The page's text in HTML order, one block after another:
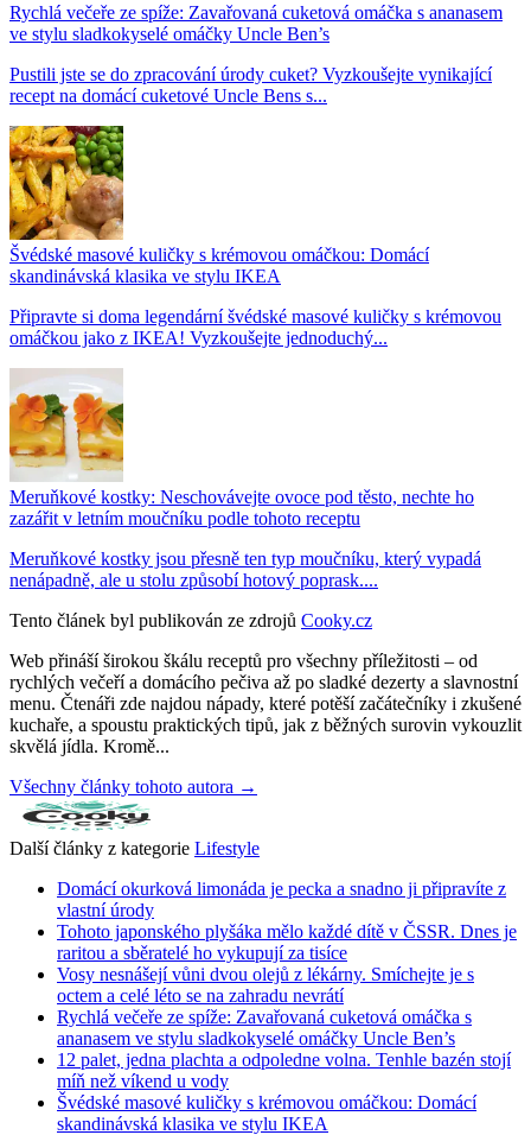
Rychlá večeře ze spíže: Zavařovaná cuketová omáčka s ananasem
ve stylu sladkokyselé omáčky Uncle Ben’s
Pustili jste se do zpracování úrody cuket? Vyzkoušejte vynikající
recept na domácí cuketové Uncle Bens s...
Švédské masové kuličky s krémovou omáčkou: Domácí
skandinávská klasika ve stylu IKEA
Připravte si doma legendární švédské masové kuličky s krémovou
omáčkou jako z IKEA! Vyzkoušejte jednoduchý...
Meruňkové kostky: Neschovávejte ovoce pod těsto, nechte ho
zazářit v letním moučníku podle tohoto receptu
Meruňkové kostky jsou přesně ten typ moučníku, který vypadá
nenápadně, ale u stolu způsobí hotový poprask....
Tento článek byl publikován ze zdrojů Cooky.cz
Web přináší širokou škálu receptů pro všechny příležitosti – od
rychlých večeří a domácího pečiva až po sladké dezerty a slavnostní
menu. Čtenáři zde najdou nápady, které potěší začátečníky i zkušené
kuchaře, a spoustu praktických tipů, jak z běžných surovin vykouzlit
skvělá jídla. Kromě...
Všechny články tohoto autora →
Další články z kategorie Lifestyle
Domácí okurková limonáda je pecka a snadno ji připravíte z
vlastní úrody
Tohoto japonského plyšáka mělo každé dítě v ČSSR. Dnes je
raritou a sběratelé ho vykupují za tisíce
Vosy nesnášejí vůni dvou olejů z lékárny. Smíchejte je s
octem a celé léto se na zahradu nevrátí
Rychlá večeře ze spíže: Zavařovaná cuketová omáčka s
ananasem ve stylu sladkokyselé omáčky Uncle Ben’s
12 palet, jedna plachta a odpoledne volna. Tenhle bazén stojí
míň než víkend u vody
Švédské masové kuličky s krémovou omáčkou: Domácí
skandinávská klasika ve stylu IKEA